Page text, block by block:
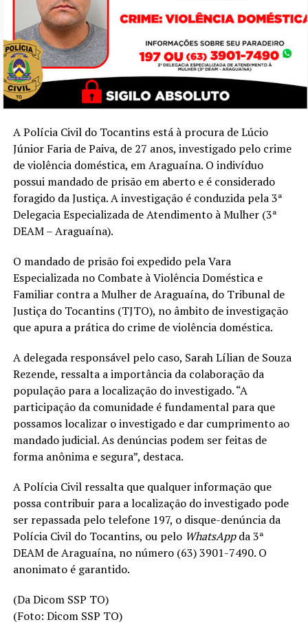
A Polícia Civil do Tocantins está à procura de Lúcio
Júnior Faria de Paiva, de 27 anos, investigado pelo crime
de violência doméstica, em Araguaína. O indivíduo
possui mandado de prisão em aberto e é considerado
foragido da Justiça. A investigação é conduzida pela 3ª
Delegacia Especializada de Atendimento à Mulher (3ª
DEAM – Araguaína).
O mandado de prisão foi expedido pela Vara
Especializada no Combate à Violência Doméstica e
Familiar contra a Mulher de Araguaína, do Tribunal de
Justiça do Tocantins (TJTO), no âmbito de investigação
que apura a prática do crime de violência doméstica.
A delegada responsável pelo caso, Sarah Lílian de Souza
Rezende, ressalta a importância da colaboração da
população para a localização do investigado. “A
participação da comunidade é fundamental para que
possamos localizar o investigado e dar cumprimento ao
mandado judicial. As denúncias podem ser feitas de
forma anônima e segura”, destaca.
A Polícia Civil ressalta que qualquer informação que
possa contribuir para a localização do investigado pode
ser repassada pelo telefone 197, o disque-denúncia da
Polícia Civil do Tocantins, ou pelo WhatsAppda 3ª
DEAM de Araguaína, no número (63) 3901-7490. O
anonimato é garantido.
(Da Dicom SSP TO)
(Foto: Dicom SSP TO)